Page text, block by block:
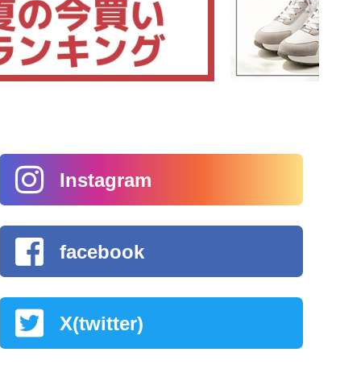
Instagram
facebook
X(twitter)